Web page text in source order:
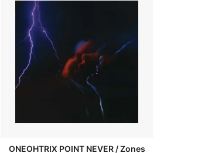
ONEOHTRIX POINT NEVER / Zones